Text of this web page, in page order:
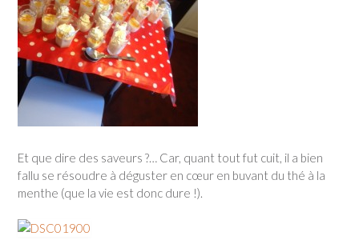
Et que dire des saveurs ?… Car, quant tout fut cuit, il a bien
fallu se résoudre à déguster en cœur en buvant du thé à la
menthe (que la vie est donc dure !).